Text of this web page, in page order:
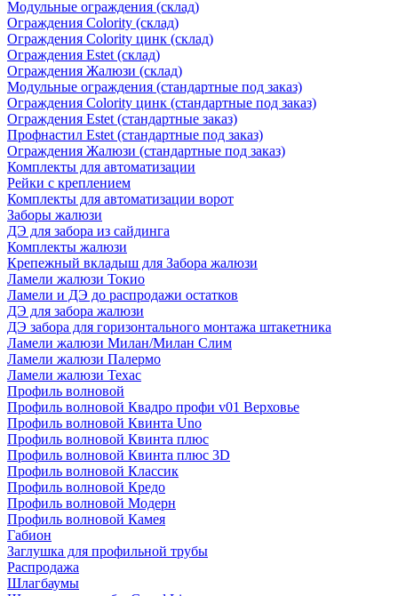
Модульные ограждения (склад)
Ограждения Colority (склад)
Ограждения Colority цинк (склад)
Ограждения Estet (склад)
Ограждения Жалюзи (склад)
Модульные ограждения (стандартные под заказ)
Ограждения Colority цинк (стандартные под заказ)
Ограждения Estet (стандартные заказ)
Профнастил Estet (стандартные под заказ)
Ограждения Жалюзи (стандартные под заказ)
Комплекты для автоматизации
Рейки с креплением
Комплекты для автоматизации ворот
Заборы жалюзи
ДЭ для забора из сайдинга
Комплекты жалюзи
Крепежный вкладыш для Забора жалюзи
Ламели жалюзи Токио
Ламели и ДЭ до распродажи остатков
ДЭ для забора жалюзи
ДЭ забора для горизонтального монтажа штакетника
Ламели жалюзи Милан/Милан Слим
Ламели жалюзи Палермо
Ламели жалюзи Техас
Профиль волновой
Профиль волновой Квадро профи v01 Верховье
Профиль волновой Квинта Uno
Профиль волновой Квинта плюс
Профиль волновой Квинта плюс 3D
Профиль волновой Классик
Профиль волновой Кредо
Профиль волновой Модерн
Профиль волновой Камея
Габион
Заглушка для профильной трубы
Распродажа
Шлагбаумы